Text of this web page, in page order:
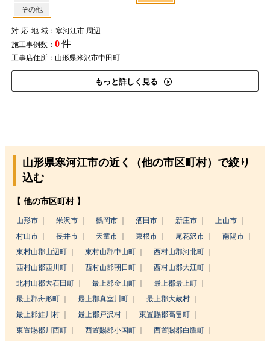
その他
対応地域：寒河江市 周辺
施工事例数： 0件
工事店住所：山形県米沢市中田町
もっと詳しく見る
山形県寒河江市の近く（他の市区町村）で絞り
込む
【 他の市区町村 】
山形市 米沢市 鶴岡市 酒田市 新庄市
上山市
村山市
長井市 天童市 東根市 尾花沢市
南陽市
東村山郡山辺町
東村山郡中山町
西村山郡河北町
西村山郡西川町
西村山郡朝日町
西村山郡大江町
北村山郡大石田町
最上郡金山町
最上郡最上町
最上郡舟形町
最上郡真室川町
最上郡大蔵村
最上郡鮭川村
最上郡戸沢村
東置賜郡高畠町
東置賜郡川西町
西置賜郡小国町
西置賜郡白鷹町